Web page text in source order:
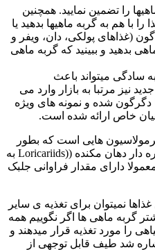
را تضمین نمایید. همچنین
را با هم به گربه ماهیها بدهید یا
(غذاهای پولکی، دان، ویفر و
بدهید و ببینید که گربه ماهی
سادگی میتواند باعث
نیز مرتبا به بازار وارد می
دگرگون شده و نمونه های ویژه
خاص ارائه شده است.
هایی است که بطور
اختصاصی برای گربه ماهی های زره دار دهان مکنده ((Loricariids به
دارای مقدار فراوانی جلبک
نمیتوان برای تغذیه ی سایر
گربه ماهی ها اگر نگوییم همه
را مورد تغذیه قرار میدهند و
شد طیف قابل توجهی از